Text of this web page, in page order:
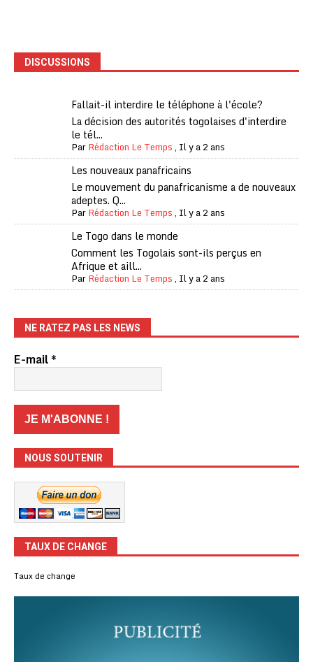
DISCUSSIONS
Fallait-il interdire le téléphone à l'école?
La décision des autorités togolaises d'interdire
le tél...
ParRédaction Le Temps, Il y a 2 ans
Les nouveaux panafricains
Le mouvement du panafricanisme a de nouveaux
adeptes. Q...
ParRédaction Le Temps, Il y a 2 ans
Le Togo dans le monde
Comment les Togolais sont-ils perçus en
Afrique et aill...
ParRédaction Le Temps, Il y a 2 ans
NE RATEZ PAS LES NEWS
E-mail*
NOUS SOUTENIR
TAUX DE CHANGE
Taux de change